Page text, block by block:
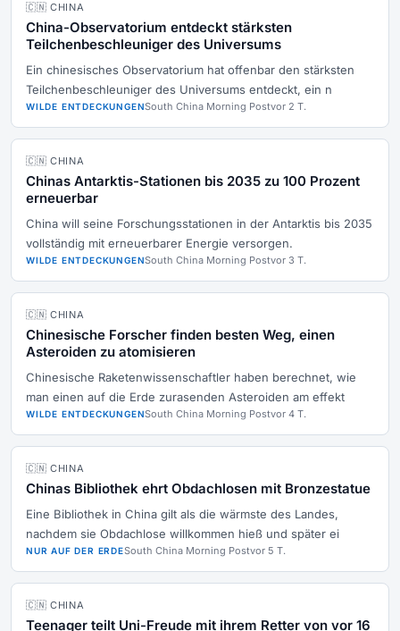
🇨🇳 CHINA
China-Observatorium entdeckt stärksten
Teilchenbeschleuniger des Universums
Ein chinesisches Observatorium hat offenbar den stärksten
Teilchenbeschleuniger des Universums entdeckt, ein n
WILDE ENTDECKUNGENSouth China Morning Postvor 2 T.
🇨🇳 CHINA
Chinas Antarktis-Stationen bis 2035 zu 100 Prozent
erneuerbar
China will seine Forschungsstationen in der Antarktis bis 2035
vollständig mit erneuerbarer Energie versorgen.
WILDE ENTDECKUNGENSouth China Morning Postvor 3 T.
🇨🇳 CHINA
Chinesische Forscher finden besten Weg, einen
Asteroiden zu atomisieren
Chinesische Raketenwissenschaftler haben berechnet, wie
man einen auf die Erde zurasenden Asteroiden am effekt
WILDE ENTDECKUNGENSouth China Morning Postvor 4 T.
🇨🇳 CHINA
Chinas Bibliothek ehrt Obdachlosen mit Bronzestatue
Eine Bibliothek in China gilt als die wärmste des Landes,
nachdem sie Obdachlose willkommen hieß und später ei
NUR AUF DER ERDESouth China Morning Postvor 5 T.
🇨🇳 CHINA
Teenager teilt Uni-Freude mit ihrem Retter von vor 16